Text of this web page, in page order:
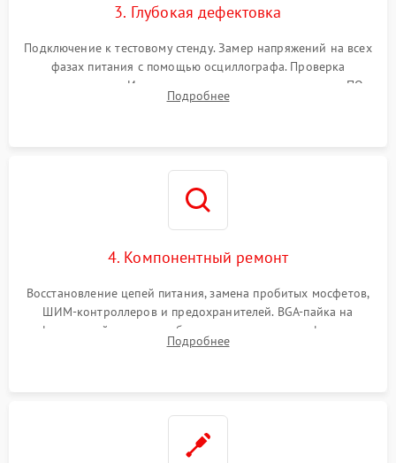
3. Глубокая дефектовка
Подключение к тестовому стенду. Замер напряжений на всех
фазах питания с помощью осциллографа. Проверка
инициализации. Использование специализированного ПО
MATS
Подробнее
4. Компонентный ремонт
Восстановление цепей питания, замена пробитых мосфетов,
ШИМ-контроллеров и предохранителей. BGA-пайка на
инфракрасной станции реболлинг или замена графического
чипа и дефектной памяти GDDR. Прошивка BIOS
Подробнее